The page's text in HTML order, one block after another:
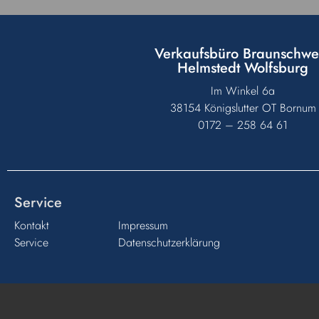
Verkaufsbüro
Helmstedt Wolfsburg
Im Winkel 6a
38154 Königslutter OT Bornum
0172 – 258 64 61
Service
Kontakt
Service
Impressum
Datenschutzerklärung